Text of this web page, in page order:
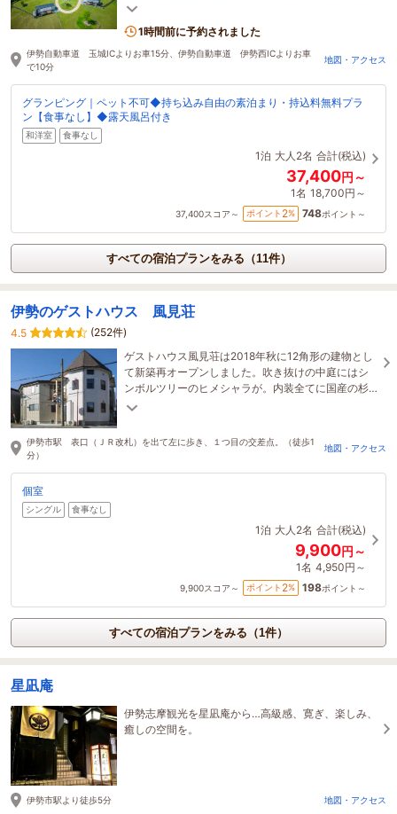
を使った和風BBQや、冬季限定で露天風呂に温泉を
1時間前に予約されました
伊勢自動車道 玉城ICよりお車15分、伊勢自動車道 伊勢西ICよりお車
で10分
地図・アクセス
グランピング｜ペット不可◆持ち込み自由の素泊まり・持込料無料プラ
ン【食事なし】◆露天風呂付き
和洋室 食事なし
1泊 大人2名 合計(税込)
37,400円～
1名 18,700円～
37,400スコア～ ポイント 2% 748ポイント～
すべての宿泊プランをみる（11件）
伊勢のゲストハウス 風見荘
4.5
(252件)
ゲストハウス風見荘は2018年秋に12角形の建物とし
て新築再オープンしました。吹き抜けの中庭にはシ
ンボルツリーのヒメシャラが。内装全てに国産の杉
とヒノキを使用しています。木の香りをお楽しみく
伊勢市駅 表口（ＪＲ改札）を出て左に歩き、１つ目の交差点。（徒歩1
分）
地図・アクセス
個室
シングル 食事なし
1泊 大人2名 合計(税込)
9,900円～
1名 4,950円～
9,900スコア～ ポイント 2% 198ポイント～
すべての宿泊プランをみる（1件）
星凪庵
伊勢志摩観光を星凪庵から…高級感、寛ぎ、楽しみ、
癒しの空間を。
伊勢市駅より徒歩5分 地図・アクセス